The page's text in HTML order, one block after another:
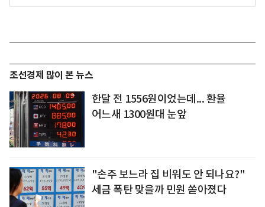
조선경제 많이 본 뉴스
한달 전 1556원이었는데... 환율
어느새 1300원대 눈앞
"손주 보느라 집 비워도 안 되나요?"
세금 폭탄 맞을까 민원 쏟아졌다